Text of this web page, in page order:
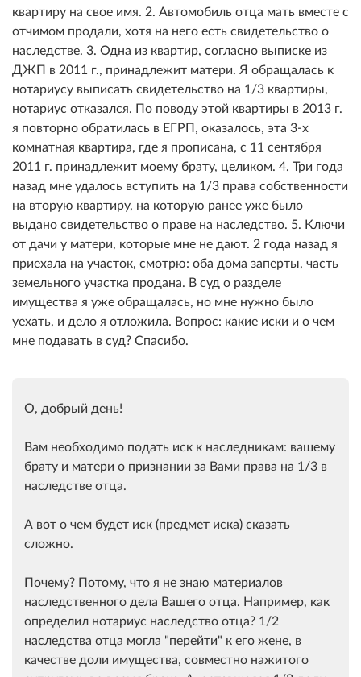
квартиру на свое имя. 2. Автомобиль отца мать вместе с
отчимом продали, хотя на него есть свидетельство о
наследстве. 3. Одна из квартир, согласно выписке из
ДЖП в 2011 г., принадлежит матери. Я обращалась к
нотариусу выписать свидетельство на 1/3 квартиры,
нотариус отказался. По поводу этой квартиры в 2013 г.
я повторно обратилась в ЕГРП, оказалось, эта 3-х
комнатная квартира, где я прописана, с 11 сентября
2011 г. принадлежит моему брату, целиком. 4. Три года
назад мне удалось вступить на 1/3 права собственности
на вторую квартиру, на которую ранее уже было
выдано свидетельство о праве на наследство. 5. Ключи
от дачи у матери, которые мне не дают. 2 года назад я
приехала на участок, смотрю: оба дома заперты, часть
земельного участка продана. В суд о разделе
имущества я уже обращалась, но мне нужно было
уехать, и дело я отложила. Вопрос: какие иски и о чем
мне подавать в суд? Спасибо.
О, добрый день!
Вам необходимо подать иск к наследникам: вашему
брату и матери о признании за Вами права на 1/3 в
наследстве отца.
А вот о чем будет иск (предмет иска) сказать
сложно.
Почему? Потому, что я не знаю материалов
наследственного дела Вашего отца. Например, как
определил нотариус наследство отца? 1/2
наследства отца могла "перейти" к его жене, в
качестве доли имущества, совместно нажитого